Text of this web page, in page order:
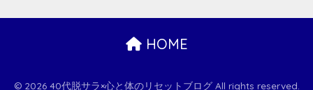
HOME
© 2026 40代脱サラ×心と体のリセットブログ All rights reserved.